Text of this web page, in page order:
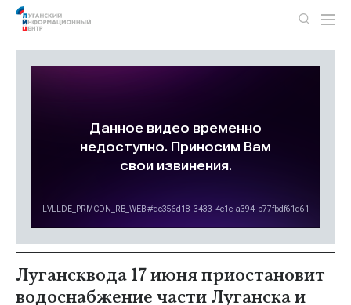
Лугансквода 17 июня приостановит
водоснабжение части Луганска и